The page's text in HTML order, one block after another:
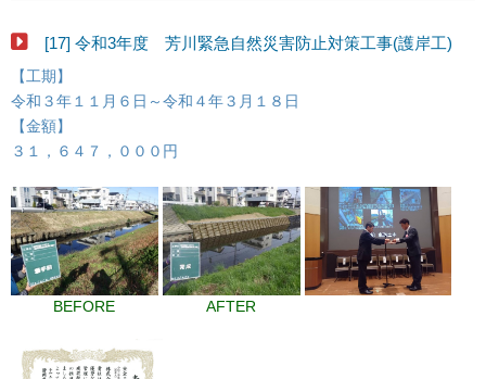
[17] 令和3年度 芳川緊急自然災害防止対策工事(護岸工)
【工期】
令和３年１１月６日～令和４年３月１８日
【金額】
３１，６４７，０００円
BEFORE AFTER